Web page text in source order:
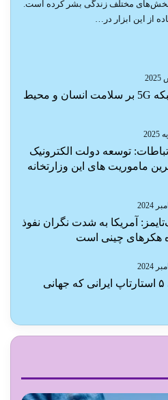
مختلف زندگی بشر کرده است.
از این ابزار در…
تاثیر شبکه 5G بر سلامت انسان و محیط
توسعه دولت الکترونیک
ماموریت های این وزارتخانه
آمریکا به شدت نگران نفوذ
هکرهای چینی است
معرفی ۵ استارتاپ ایرانی که جهانی